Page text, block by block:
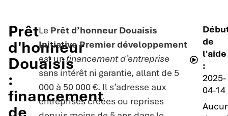
Prêt
d'honneur
Douaisis
:
financement
Le Prêt d’honneur Douaisis
Initiative Premier développement
est unfinancement d’entreprise
sans intérêt ni garantie, allant de 5
000 à 50 000 €. Il s’adresse aux
entreprises créées ou reprises
de
l'aide
:
2025-
04-14